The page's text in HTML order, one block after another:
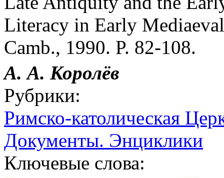
Literacy in Early
Camb., 1990. P. 82-108.
А. А. Королёв
Рубрики:
Римско-католическая
Документы. Энциклики
Ключевые слова: